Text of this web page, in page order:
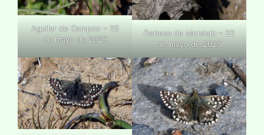
Aguilar de Campoo – 25
de mayo de 2025
Dehesa de Montejo – 22
de mayo de 2025